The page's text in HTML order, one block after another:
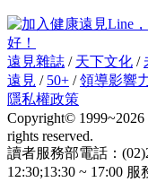
好！
遠見雜誌 / 天下文化 /
遠見 / 50+ /領導影響
隱私權政策
Copyright©
rights reserved.
讀者服務部電話：
12:30;13:30 ~ 17:00 服